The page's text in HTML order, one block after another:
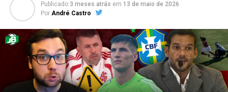
Publicado 3 meses atrás em 13 de maio de 2026
Por André Castro